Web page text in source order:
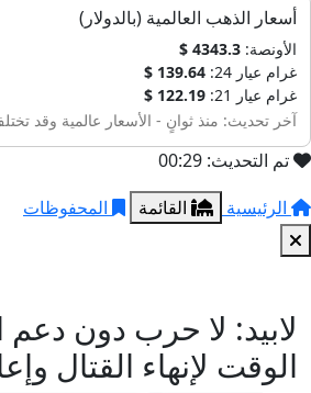
أسعار الذهب العالمية (بالدولار)
الأونصة: 4343.3 $
غرام عيار 24:
139.64 $
غرام عيار 21:
122.19 $
آخر تحديث: منذ ثوانٍ - الأسعار عالمية وقد
تم التحديث: 00:29
الرئيسية
القائمة المحفوظات
لابيد: لا حرب دون دعم
الوقت لإنهاء القتال